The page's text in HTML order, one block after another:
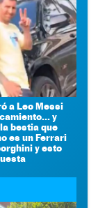
a Leo Messi
y
bestia que
es un Ferrari
y esto